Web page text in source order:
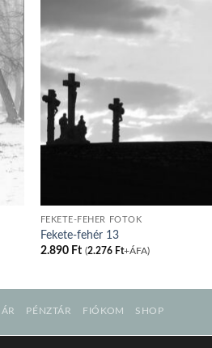
FEKETE-FEHÉR FOTÓK
Fekete-fehér 13
2.890 Ft (2.276 Ft+ÁFA)
PÉNZTÁR FIÓKOM SHOP